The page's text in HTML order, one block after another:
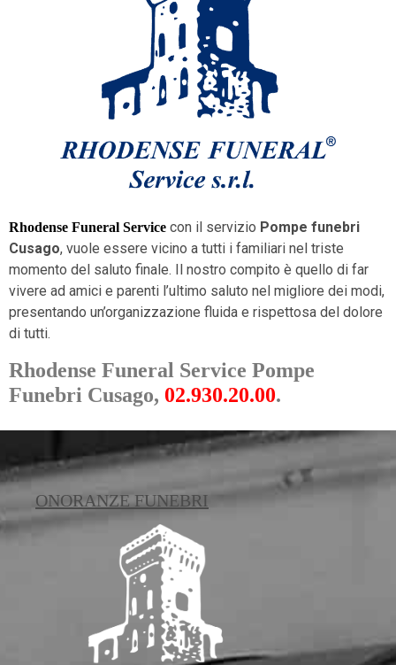
Rhodense Funeral Service con il servizio Pompe funebri
Cusago, vuole essere vicino a tutti i familiari nel triste
momento del saluto finale. Il nostro compito è quello di far
vivere ad amici e parenti l’ultimo saluto nel migliore dei modi,
presentando un’organizzazione fluida e rispettosa del dolore
di tutti.
Rhodense Funeral Service Pompe
Funebri Cusago, 02.930.20.00.
ONORANZE FUNEBRI